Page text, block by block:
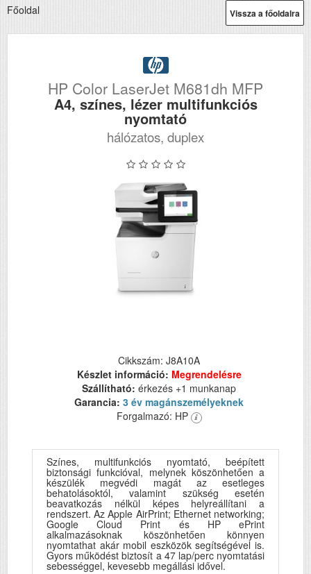
Vissza a főoldalra
Főoldal
HP Color LaserJet M681dh MFP
A4, színes, lézer multifunkciós
nyomtató
hálózatos, duplex
Cikkszám: J8A10A
Készlet információ: Megrendelésre
Szállítható: érkezés +1 munkanap
Garancia: 3 év magánszemélyeknek
Forgalmazó: HP
Színes, multifunkciós nyomtató, beépített
biztonsági funkcióval, melynek köszönhetően a
készülék megvédi magát az esetleges
behatolásoktól, valamint szükség esetén
beavatkozás nélkül képes helyreállítani a
rendszert. Az Apple AirPrint; Ethernet networking;
Google Cloud Print és HP ePrint
alkalmazásoknak köszönhetően könnyen
nyomtathat akár mobil eszközök segítségével is.
Gyors működést biztosít a 47 lap/perc nyomtatási
sebességgel, kevesebb megállási idővel.